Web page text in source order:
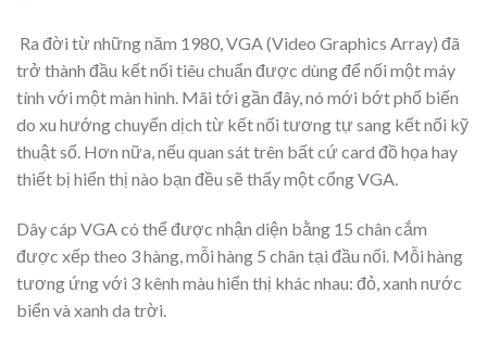
Ra đời từ những năm 1980, VGA (Video Graphics Array) đã
trở thành đầu kết nối tiêu chuẩn được dùng để nối một máy
tính với một màn hình. Mãi tới gần đây, nó mới bớt phổ biến
do xu hướng chuyển dịch từ kết nối tương tự sang kết nối kỹ
thuật số. Hơn nữa, nếu quan sát trên bất cứ card đồ họa hay
thiết bị hiển thị nào bạn đều sẽ thấy một cổng VGA.
Dây cáp VGA có thể được nhận diện bằng 15 chân cắm
được xếp theo 3 hàng, mỗi hàng 5 chân tại đầu nối. Mỗi hàng
tương ứng với 3 kênh màu hiển thị khác nhau: đỏ, xanh nước
biển và xanh da trời.